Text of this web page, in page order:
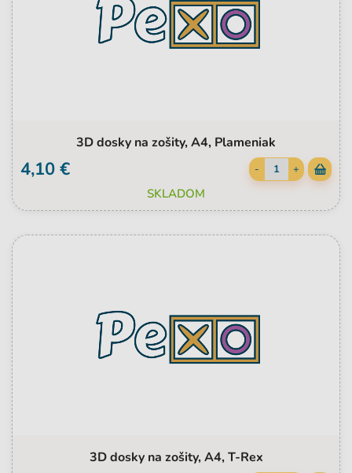
3D dosky na zošity, A4, Plameniak
4,10 € - +
SKLADOM
3D dosky na zošity, A4, T-Rex